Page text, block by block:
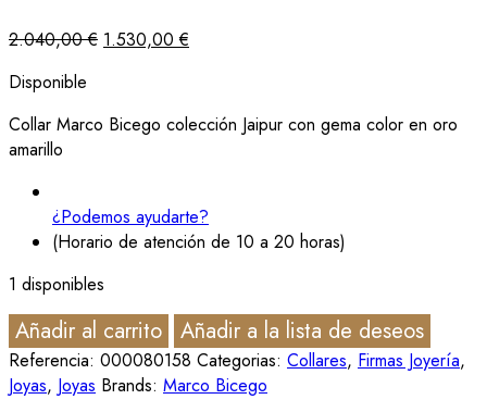
2.040,00€ 1.530,00€
Disponible
Collar Marco Bicego colección Jaipur con gema color en oro
amarillo
¿Podemos ayudarte?
(Horario de atención de 10 a 20 horas)
1 disponibles
Añadir al carrito Añadir a la lista de deseos
Referencia: 000080158 Categorias: Collares, Firmas Joyería,
Joyas, Joyas Brands: Marco Bicego